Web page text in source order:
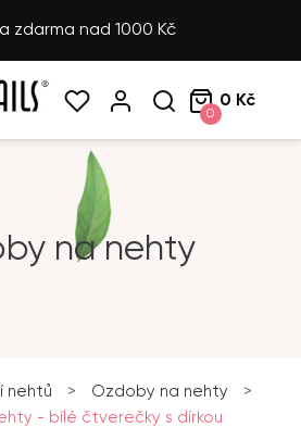
zdarma nad 1000 Kč
0
0 Kč
na nehty
nehtů > Ozdoby na nehty
>
- bílé čtverečky s dírkou